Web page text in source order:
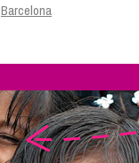
Barcelona